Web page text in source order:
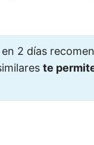
2 días
te